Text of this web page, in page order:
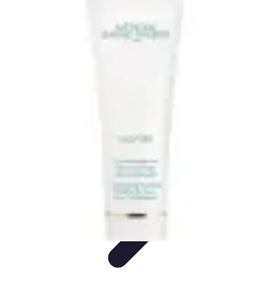
Cuidado de la pielCuidado de la Piel
Cuidado del Cabello